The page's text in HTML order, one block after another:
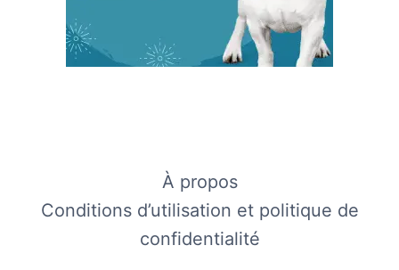
À propos
Conditions d’utilisation et politique de
confidentialité